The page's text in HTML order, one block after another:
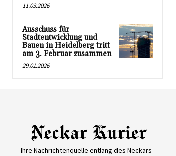
11.03.2026
Ausschuss für
Stadtentwicklung und
Bauen in Heidelberg tritt
am 3. Februar zusammen
29.01.2026
Ihre Nachrichtenquelle entlang des Neckars -